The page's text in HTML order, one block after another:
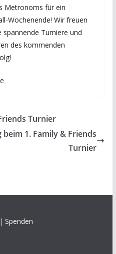
Metronoms für ein
Wochenende! Wir freuen
Turniere und
des kommenden
Turnier
beim 1. Family & Friends
Turnier
Spenden